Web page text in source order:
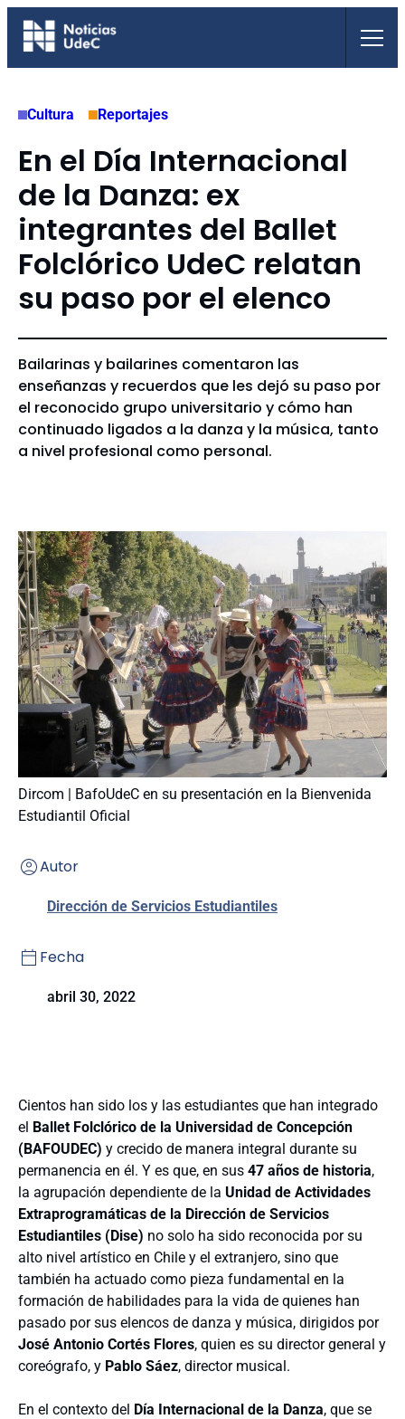
Saltar
Cultura Reportajes
En el Día Internacional
de la Danza: ex
integrantes del Ballet
Folclórico UdeC relatan
su paso por el elenco
Bailarinas y bailarines comentaron las
enseñanzas y recuerdos que les dejó su paso por
el reconocido grupo universitario y cómo han
continuado ligados a la danza y la música, tanto
a nivel profesional como personal.
Dircom | BafoUdeC en su presentación en la Bienvenida
Estudiantil Oficial
Autor
Dirección de Servicios Estudiantiles
Fecha
abril 30, 2022
Cientos han sido los y las estudiantes que han integrado
el Ballet Folclórico de la Universidad de Concepción
(BAFOUDEC) y crecido de manera integral durante su
permanencia en él. Y es que, en sus 47 años de historia,
la agrupación dependiente de la Unidad de Actividades
Extraprogramáticas de la Dirección de Servicios
Estudiantiles (Dise) no solo ha sido reconocida por su
alto nivel artístico en Chile y el extranjero, sino que
también ha actuado como pieza fundamental en la
formación de habilidades para la vida de quienes han
pasado por sus elencos de danza y música, dirigidos por
José Antonio Cortés Flores, quien es su director general y
coreógrafo, y Pablo Sáez, director musical.
En el contexto del Día Internacional de la Danza, que se